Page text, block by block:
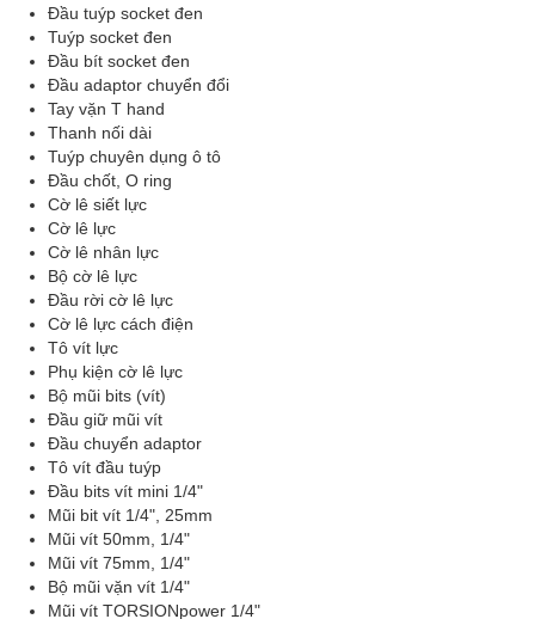
Đầu tuýp socket đen
Tuýp socket đen
Đầu bít socket đen
Đầu adaptor chuyển đổi
Tay vặn T hand
Thanh nối dài
Tuýp chuyên dụng ô tô
Đầu chốt, O ring
Cờ lê siết lực
Cờ lê lực
Cờ lê nhân lực
Bộ cờ lê lực
Đầu rời cờ lê lực
Cờ lê lực cách điện
Tô vít lực
Phụ kiện cờ lê lực
Bộ mũi bits (vít)
Đầu giữ mũi vít
Đầu chuyển adaptor
Tô vít đầu tuýp
Đầu bits vít mini 1/4"
Mũi bit vít 1/4", 25mm
Mũi vít 50mm, 1/4"
Mũi vít 75mm, 1/4"
Bộ mũi vặn vít 1/4"
Mũi vít TORSIONpower 1/4"